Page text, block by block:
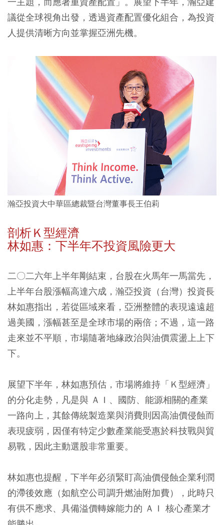
議從全球視角出發，透過資產配置優化組合，為投資
人提供清晰方向並掌握亞洲先機。
瀚亞投資大中華區總裁暨台灣董事長王伯莉
剖析Ｋ型經濟
林如惠：下半年不投資風險更大
二〇二六年上半年剛結束，台股在火馬年一馬當先，
上半年台股漲幅高達六成，瀚亞投資（台灣）投資長
林如惠指出，若從區域來看，亞洲整體的表現遠遠超
過美國，漲幅甚至是全球市場的兩倍；不過，這一路
走來並不平順，市場隨著地緣政治與油價震盪上上下
下。
展望下半年，林如惠預估，市場將維持「Ｋ型經濟」
的分化走勢，凡是與 ＡＩ、國防、能源相關的產業
一路向上，其餘傳統製造業與消費則因高油價侵蝕而
表現疲弱，因僅有特定少數產業能受惠於科技戰與貿
易戰，因此主動選股非常重要。
林如惠也提醒，下半年必須緊盯高油價侵蝕企業利潤
的滯後效應（如航空公司調升燃油附加費），此時只
有供不應求、具備溢價轉嫁能力的 ＡＩ 核心產業才